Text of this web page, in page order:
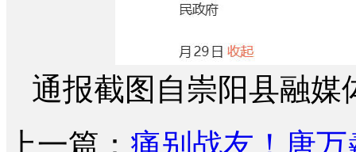
通报截图自崇阳县融媒
上一篇： 痛别战友！唐